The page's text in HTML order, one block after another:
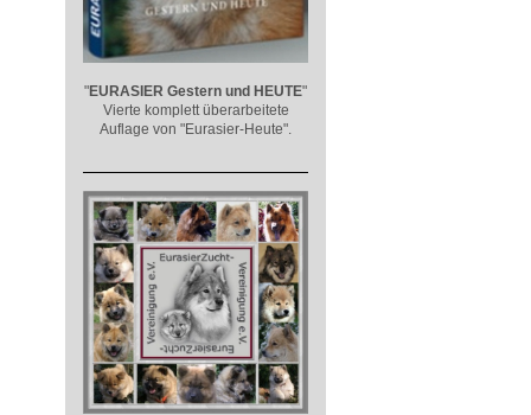
"EURASIER Gestern und HEUTE"
Vierte komplett überarbeitete
Auflage von "Eurasier-Heute".